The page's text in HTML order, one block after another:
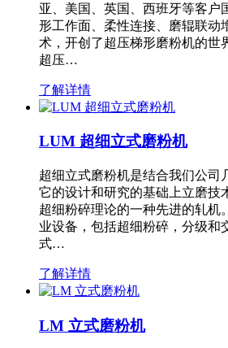
亚、美国、英国、西班牙等客户
形工作面、柔性连接、磨辊联动
术，开创了超压梯形磨粉机的世
超压…
了解详情
LUM 超细立式磨粉机
超细立式磨粉机是结合我们公司
它的设计和研究的基础上立磨技
超细粉碎理论的一种先进的轧机
业设备，包括超细粉碎，分级和
式…
了解详情
LM 立式磨粉机